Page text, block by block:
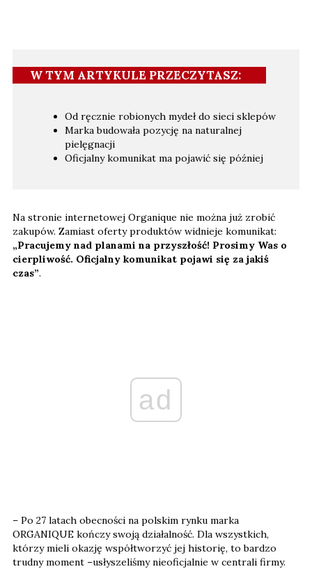
W TYM ARTYKULE PRZECZYTASZ:
Od ręcznie robionych mydeł do sieci sklepów
Marka budowała pozycję na naturalnej
pielęgnacji
Oficjalny komunikat ma pojawić się później
Na stronie internetowej Organique nie można już zrobić
zakupów. Zamiast oferty produktów widnieje komunikat:
„Pracujemy nad planami na przyszłość! Prosimy Was o
cierpliwość. Oficjalny komunikat pojawi się za jakiś
czas”.
ad
– Po 27 latach obecności na polskim rynku marka
ORGANIQUE kończy swoją działalność. Dla wszystkich,
którzy mieli okazję współtworzyć jej historię, to bardzo
trudny moment –usłyszeliśmy nieoficjalnie w centrali firmy.